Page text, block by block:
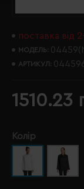
поставка від
МОДЕЛЬ:
АРТИКУЛ:
1510.23
Колір